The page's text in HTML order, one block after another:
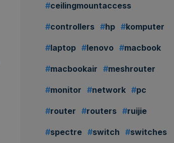
ceilingmountaccess
controllers hp komputer
laptop lenovo macbook
macbookair meshrouter
monitor network pc
router routers ruijie
spectre switch switches